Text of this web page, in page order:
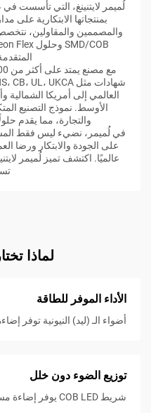
العالمي إلى أمريكا الشمالية
الأوسط. نموذج التصنيع
والتجارة، مما يقدم
في لُميمر، نضيء ليس فقط
على الجودة والابتكار ورضا
عالميًا. اكتشف تميز لُميمر
لماذا
الأداء الموفر للطاقة
أضواء الـ (ليد) النيونية توفر
توزيع الضوء دون خلل
شريط COB LED يوفر إضاءة مستمرة خالية من الفجوات.